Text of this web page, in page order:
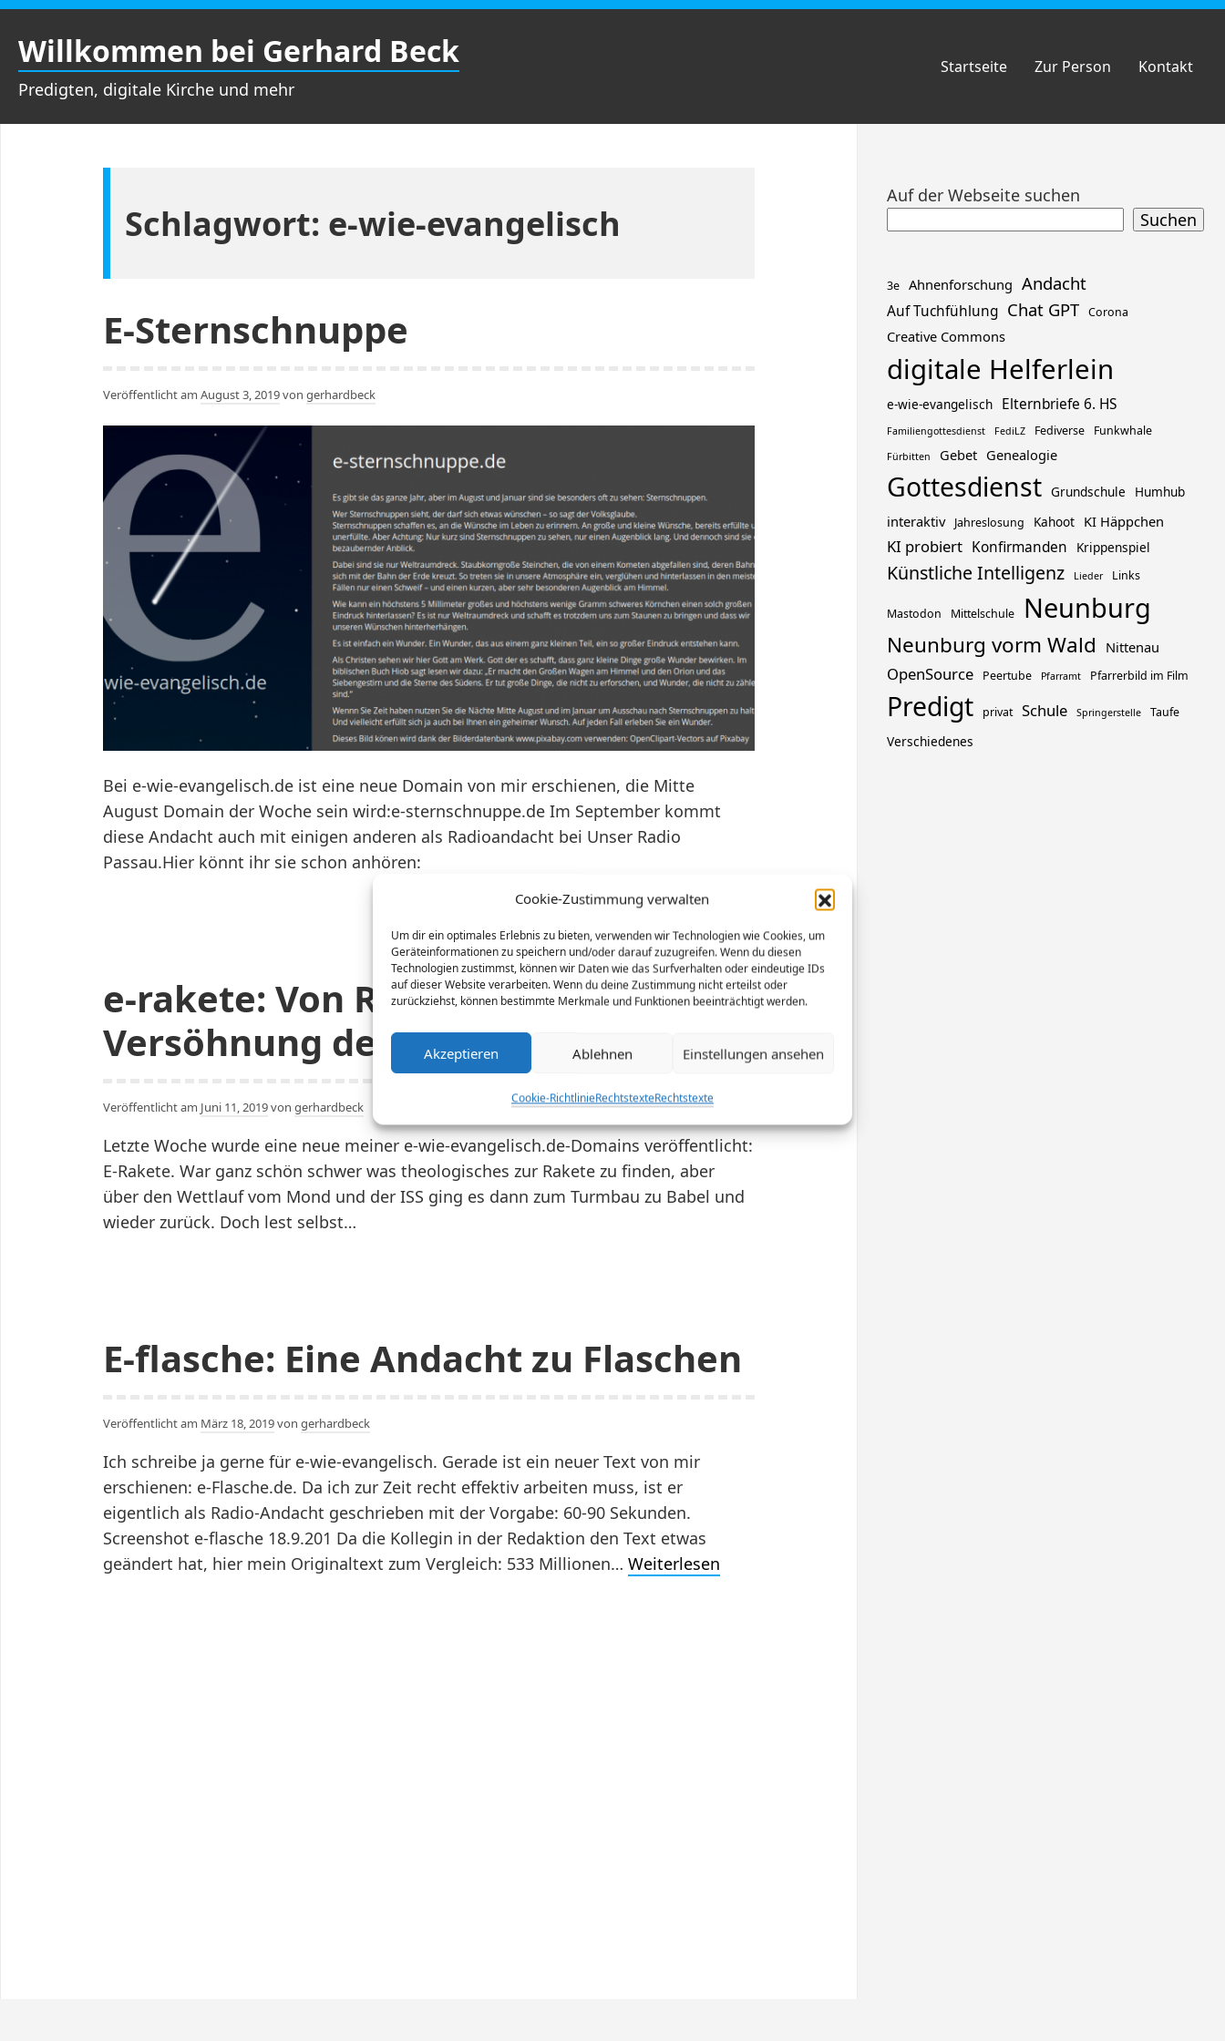
Cookie-Zustimmung verwalten
Um dir ein optimales Erlebnis zu bieten, verwenden wir Technologien wie Cookies, um
Geräteinformationen zu speichern und/oder darauf zuzugreifen. Wenn du diesen
Technologien zustimmst, können wir Daten wie das Surfverhalten oder eindeutige IDs
auf dieser Website verarbeiten. Wenn du deine Zustimmung nicht erteilst oder
zurückziehst, können bestimmte Merkmale und Funktionen beeinträchtigt werden.
Akzeptieren Ablehnen Einstellungen ansehen
Cookie-RichtlinieRechtstexteRechtstexte
Zum
Inhalt
springen
Willkommen bei Gerhard Beck
Predigten, digitale Kirche und mehr
Startseite Zur Person Kontakt
Schlagwort: e-wie-evangelisch
E-Sternschnuppe
Veröffentlicht am August 3, 2019von gerhardbeck
Bei e-wie-evangelisch.de ist eine neue Domain von mir erschienen, die Mitte
August Domain der Woche sein wird:e-sternschnuppe.de Im September kommt
diese Andacht auch mit einigen anderen als Radioandacht bei Unser Radio
Passau.Hier könnt ihr sie schon anhören:
e-rakete: Von Raketen und
Versöhnung der Völker
Veröffentlicht am Juni 11, 2019von gerhardbeck
Letzte Woche wurde eine neue meiner e-wie-evangelisch.de-Domains veröffentlicht:
E-Rakete. War ganz schön schwer was theologisches zur Rakete zu finden, aber
über den Wettlauf vom Mond und der ISS ging es dann zum Turmbau zu Babel und
wieder zurück. Doch lest selbst…
E-flasche: Eine Andacht zu Flaschen
Veröffentlicht am März 18, 2019von gerhardbeck
Ich schreibe ja gerne für e-wie-evangelisch. Gerade ist ein neuer Text von mir
erschienen: e-Flasche.de. Da ich zur Zeit recht effektiv arbeiten muss, ist er
eigentlich als Radio-Andacht geschrieben mit der Vorgabe: 60-90 Sekunden.
Screenshot e-flasche 18.9.201 Da die Kollegin in der Redaktion den Text etwas
geändert hat, hier mein Originaltext zum Vergleich: 533 Millionen… Weiterlesen
Zum
Auf der Webseite suchen
Suchen
3e Ahnenforschung Andacht
Auf Tuchfühlung Chat GPT Corona
Creative Commons
digitale Helferlein
e-wie-evangelisch Elternbriefe 6. HS
Familiengottesdienst FediLZ Fediverse Funkwhale
Fürbitten Gebet Genealogie
Gottesdienst Grundschule Humhub
interaktiv Jahreslosung Kahoot KI Häppchen
KI probiert Konfirmanden Krippenspiel
Künstliche Intelligenz Lieder Links
Mastodon Mittelschule Neunburg
Neunburg vorm Wald Nittenau
OpenSource Peertube Pfarramt Pfarrerbild im Film
Predigt privat Schule Springerstelle Taufe
Verschiedenes